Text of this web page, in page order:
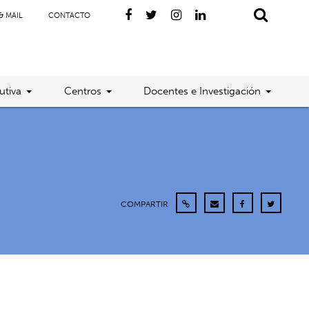
MAIL CONTACTO
Centros Docentes e Investigación
COMPARTIR